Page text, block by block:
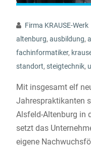
Firma KRAUSE-Werk
altenburg, ausbildung,
fachinformatiker,
standort, steigtechnik,
Mit insgesamt elf
Jahrespraktikanten
Alsfeld-Altenburg in
setzt das
eigene